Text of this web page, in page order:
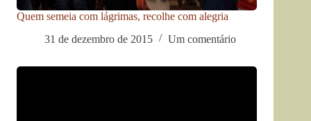
Quem semeia com lágrimas, recolhe com alegria
31 de dezembro de 2015
Um comentário